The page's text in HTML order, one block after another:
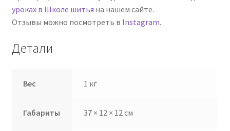
уроках в Школе шитья на нашем сайте.
Отзывы можно посмотреть в Instagram.
Детали
Вес 1 кг
Габариты 37 × 12 × 12 см